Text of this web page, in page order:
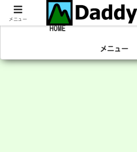
趣味の登山やマラソン、旅行
HOME
メニュー
メニュー